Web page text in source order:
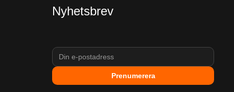
Nyhetsbrev
Prenumerera